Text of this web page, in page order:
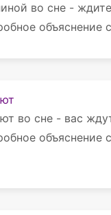
во сне -
объяснение
во сне - вас
объяснение